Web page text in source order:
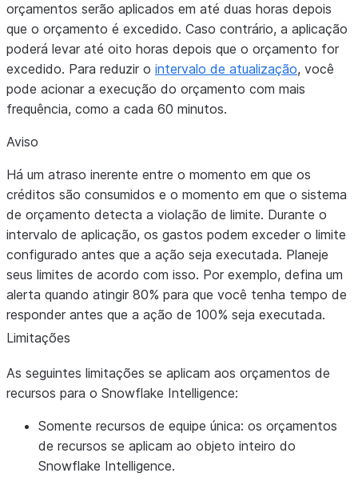
orçamentos serão aplicados em até duas horas depois
que o orçamento é excedido. Caso contrário, a aplicação
poderá levar até oito horas depois que o orçamento for
excedido. Para reduzir o intervalo de atualização, você
pode acionar a execução do orçamento com mais
frequência, como a cada 60 minutos.
Aviso
Há um atraso inerente entre o momento em que os
créditos são consumidos e o momento em que o sistema
de orçamento detecta a violação de limite. Durante o
intervalo de aplicação, os gastos podem exceder o limite
configurado antes que a ação seja executada. Planeje
seus limites de acordo com isso. Por exemplo, defina um
alerta quando atingir 80% para que você tenha tempo de
responder antes que a ação de 100% seja executada.
Limitações
As seguintes limitações se aplicam aos orçamentos de
recursos para o Snowflake Intelligence:
Somente recursos de equipe única: os orçamentos
de recursos se aplicam ao objeto inteiro do
Snowflake Intelligence.